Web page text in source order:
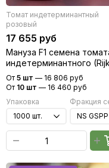
Томат индетерминантный
розовый
17 655 руб
Мануза F1 семена
индетерминантного (Rijk
Zwaan / Райк Цваан)
От 5 шт — 16 806 руб
От 10 шт — 16 460 руб
Упаковка
Фракция